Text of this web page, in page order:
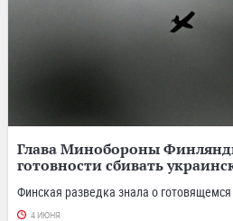
Глава Минобороны
готовности сбивать
Финская разведка знала о готовящемся
4 ИЮНЯ